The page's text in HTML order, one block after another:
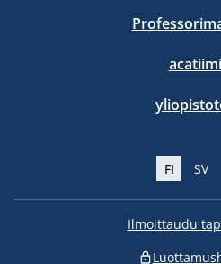
FI SV
Ilmoittaudu